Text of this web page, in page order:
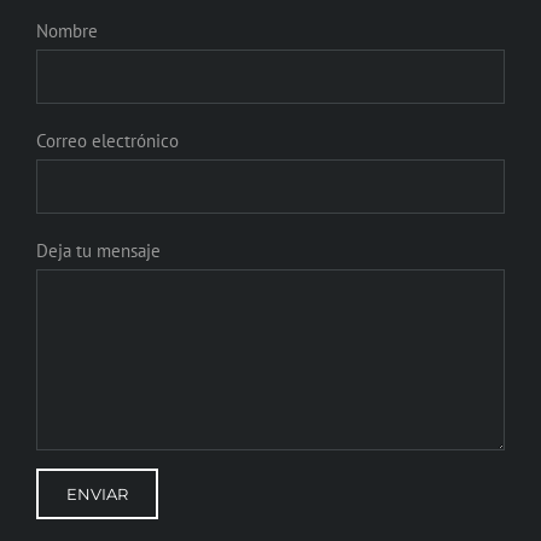
Nombre
Correo electrónico
Deja tu mensaje